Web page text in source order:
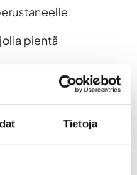
Tietoja
pientä
10).